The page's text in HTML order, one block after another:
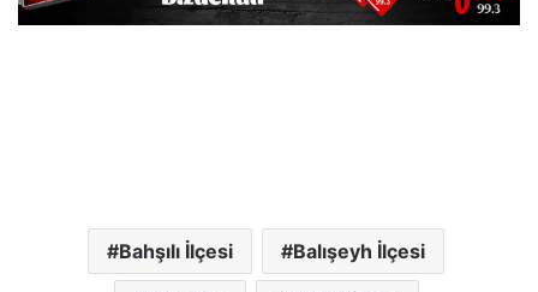
Bahşılı İlçesi Balışeyh İlçesi